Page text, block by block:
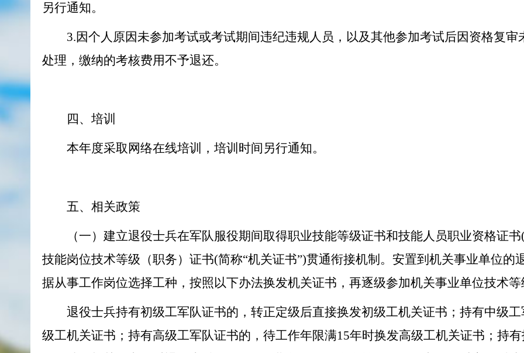
另行通知。
3.因个人原因未参加考试或考试期间违纪违规人员，以及其他参加考试后因资格复
处理，缴纳的考核费用不予退还。
四、培训
本年度采取网络在线培训，培训时间另行通知。
五、相关政策
（一）建立退役士兵在军队服役期间取得职业技能等级证书和技能人员职业资格证
技能岗位技术等级（职务）证书(简称“机关证书”)贯通衔接机制。安置到机关事业单位的
据从事工作岗位选择工种，按照以下办法换发机关证书，再逐级参加机关事业单位技术
退役士兵持有初级工军队证书的，转正定级后直接换发初级工机关证书；持有中级
级工机关证书；持有高级工军队证书的，待工作年限满15年时换发高级工机关证书；持